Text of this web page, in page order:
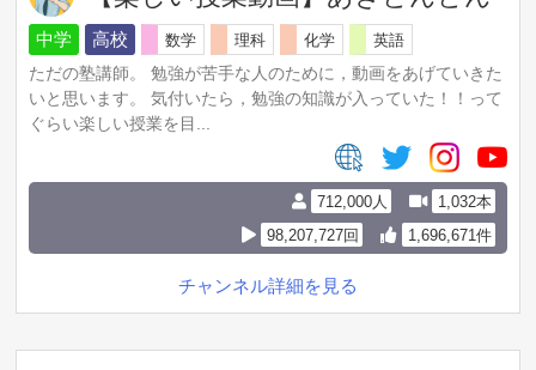
中学 高校 数学 理科 化学
英語
ただの塾講師。 勉強が苦手な人のために，動画をあげていきた
いと思います。 気付いたら，勉強の知識が入っていた！！って
ぐらい楽しい授業を目...
712,000人
1,032本
98,207,727回
1,696,671件
チャンネル詳細を見る